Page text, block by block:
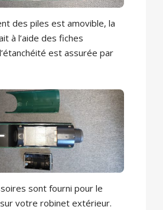
des piles est amovible, la
à l’aide des fiches
est assurée par
sont fourni pour le
votre robinet extérieur.